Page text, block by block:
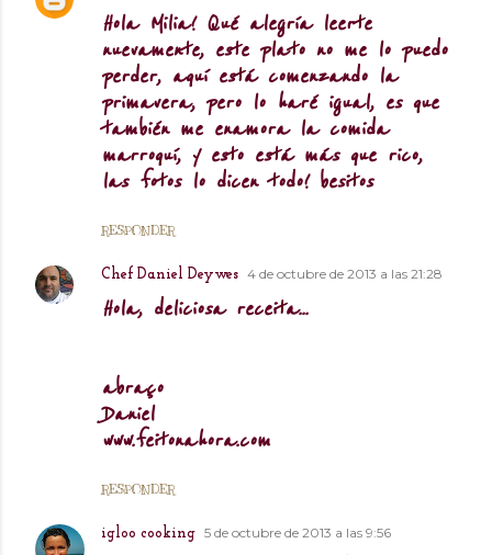
Hola Milia! Qué alegría leerte
nuevamente, este plato no me lo puedo
perder, aquí está comenzando la
primavera, pero lo haré igual, es que
también me enamora la comida
marroquí, y esto está más que rico,
las fotos lo dicen todo! besitos
RESPONDER
Chef Daniel Deywes 4 de octubre de 2013 a las 21:28
Hola, deliciosa receita...
abraço
Daniel
www.feitonahora.com
RESPONDER
igloo cooking 5 de octubre de 2013 a las 9:56